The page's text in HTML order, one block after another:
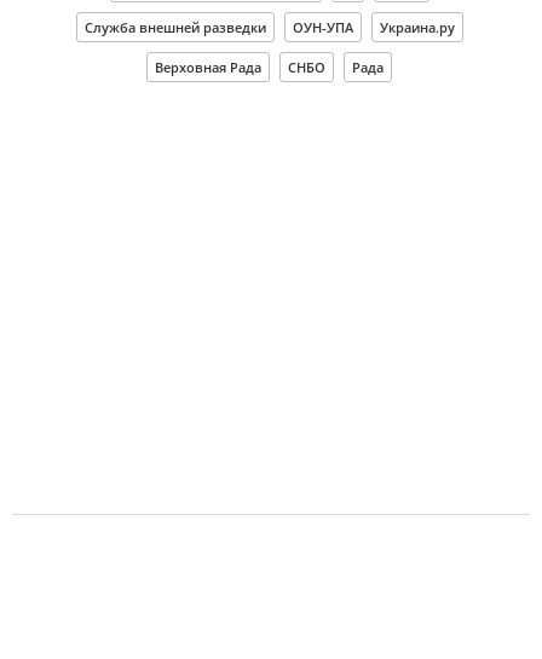
Служба внешней разведки ОУН-УПА Украина.ру
Верховная Рада СНБО Рада